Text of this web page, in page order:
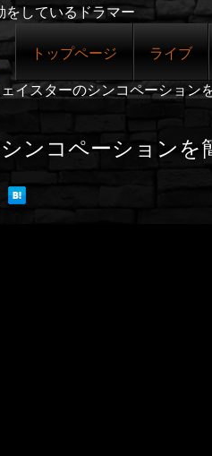
をしているドラマー
トップページ ライブ
イスターのシンコペーション
ンコペーションを